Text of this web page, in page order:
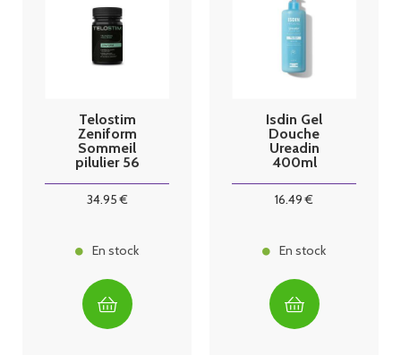
Telostim
Zeniform
Sommeil
pilulier 56
34.95€
En stock
Isdin Gel
Douche
Ureadin
400ml
16.49 €
En stock